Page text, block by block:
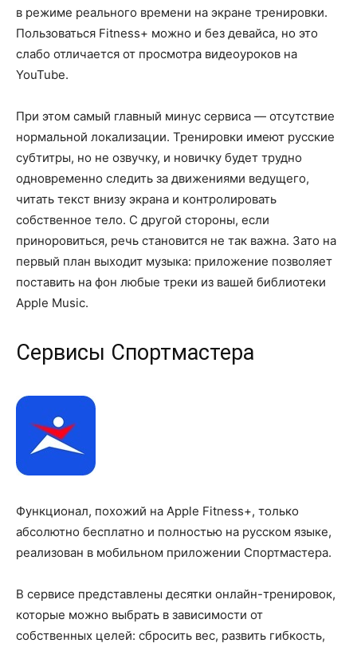
в режиме реального времени на экране тренировки.
Пользоваться Fitness+ можно и без девайса, но это
слабо отличается от просмотра видеоуроков на
YouTube.
При этом самый главный минус сервиса — отсутствие
нормальной локализации. Тренировки имеют русские
субтитры, но не озвучку, и новичку будет трудно
одновременно следить за движениями ведущего,
читать текст внизу экрана и контролировать
собственное тело. С другой стороны, если
приноровиться, речь становится не так важна. Зато на
первый план выходит музыка: приложение позволяет
поставить на фон любые треки из вашей библиотеки
Apple Music.
Сервисы Спортмастера
Функционал, похожий на Apple Fitness+, только
абсолютно бесплатно и полностью на русском языке,
реализован в мобильном приложении Спортмастера.
В сервисе представлены десятки онлайн-тренировок,
которые можно выбрать в зависимости от
собственных целей: сбросить вес, развить гибкость,